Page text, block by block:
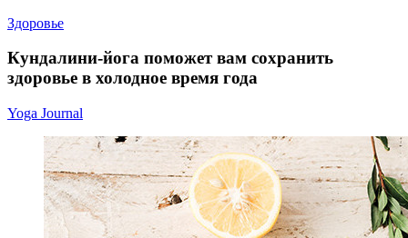
Здоровье
Кундалини-йога поможет вам сохранить
здоровье в холодное время года
Yoga Journal